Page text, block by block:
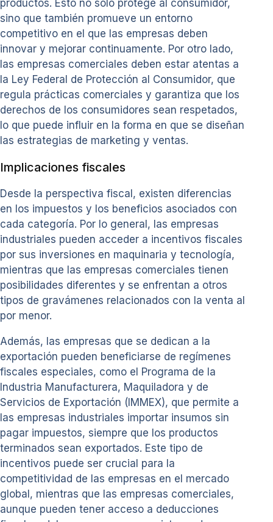
productos. Esto no solo protege al consumidor,
sino que también promueve un entorno
competitivo en el que las empresas deben
innovar y mejorar continuamente. Por otro lado,
las empresas comerciales deben estar atentas a
la Ley Federal de Protección al Consumidor, que
regula prácticas comerciales y garantiza que los
derechos de los consumidores sean respetados,
lo que puede influir en la forma en que se diseñan
las estrategias de marketing y ventas.
Implicaciones fiscales
Desde la perspectiva fiscal, existen diferencias
en los impuestos y los beneficios asociados con
cada categoría. Por lo general, las empresas
industriales pueden acceder a incentivos fiscales
por sus inversiones en maquinaria y tecnología,
mientras que las empresas comerciales tienen
posibilidades diferentes y se enfrentan a otros
tipos de gravámenes relacionados con la venta al
por menor.
Además, las empresas que se dedican a la
exportación pueden beneficiarse de regímenes
fiscales especiales, como el Programa de la
Industria Manufacturera, Maquiladora y de
Servicios de Exportación (IMMEX), que permite a
las empresas industriales importar insumos sin
pagar impuestos, siempre que los productos
terminados sean exportados. Este tipo de
incentivos puede ser crucial para la
competitividad de las empresas en el mercado
global, mientras que las empresas comerciales,
aunque pueden tener acceso a deducciones